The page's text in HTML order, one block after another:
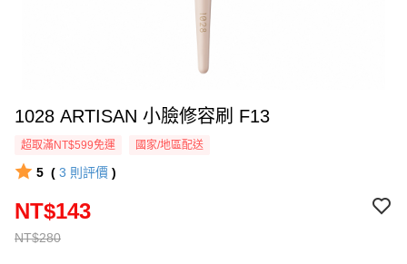
1028 ARTISAN 小臉修容刷 F13
超取滿NT$599免運 國家/地區配送
5 ( 3 則評價 )
NT$280
NT$143